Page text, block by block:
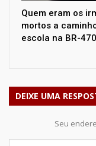
Quem eram os
mortos a
escola na BR-470
DEIXE UMA
Seu